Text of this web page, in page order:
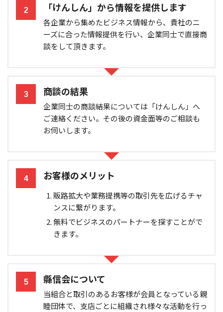
2 「けんしん」から情報を提供します
各企業から集めたビジネス情報から、貴社のニ
ーズに合った情報提供を行い、企業同士で直接商
談をして頂きます。
3 商談の結果
企業同士の商談結果については「けんしん」へ
ご連絡ください。その後の資金面等のご相談も
お伺いします。
4 お客様のメリット
販路拡大や業務提携等の取引先を広げるチャ
ンスに繋がります。
無料でビジネスのパートナーを探すことがで
きます。
5 縣信会について
当組合と取引のあるお客様が会員となっている親
睦団体で、支店ごとに組織され様々な活動を行っ